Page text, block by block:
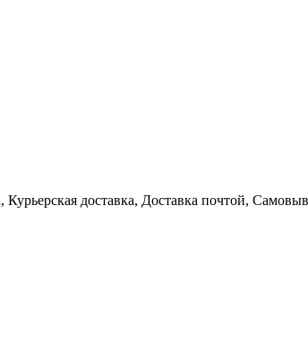
Курьерская доставка, Доставка почтой,